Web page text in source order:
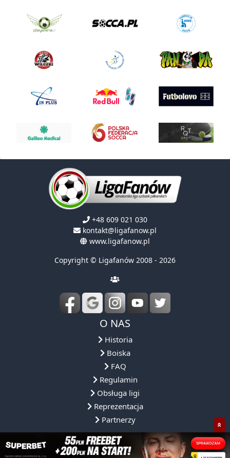
+48 609 021 030
kontakt@ligafanow.pl
www.ligafanow.pl
Copyright © Ligafanów 2008 - 2026
O NAS
Historia
Boiska
FAQ
Regulamin
Obsługa ligi
Reprezentacja
Partnerzy
NASZA OFERTA NASZE ROZGRYWKI DLACZEGO MY?